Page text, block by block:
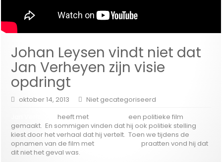
Johan Leysen vindt niet dat
Jan Verheyen zijn visie
opdringt
oktober 14, 2013
Niet gecategoriseerd
heeft met
een politieke film
gemaakt. En sommigen vinden dat hij ook politiek stelling
kiest door het verhaal dat hij vertelt. Toen we tijdens de
opnamen van de film met
praatten vond hij dat
dit niet het geval was.